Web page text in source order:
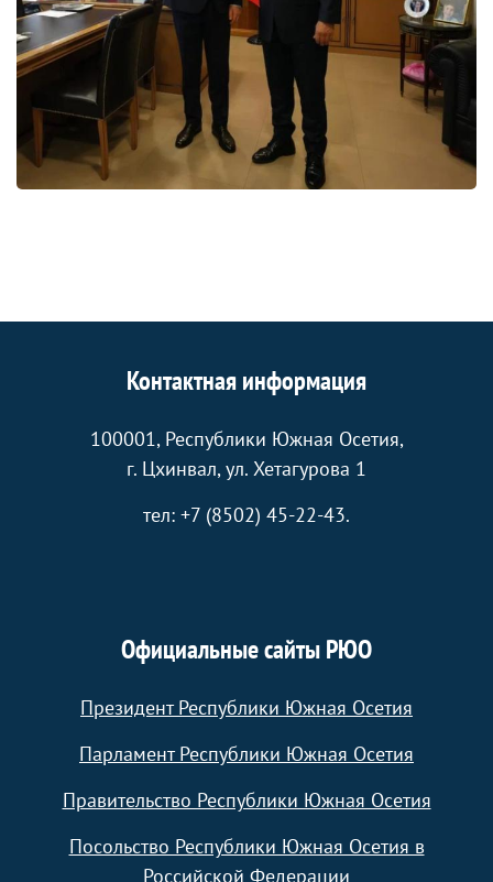
Контактная информация
100001, Республики Южная Осетия,
г. Цхинвал, ул. Хетагурова 1
тел: +7 (8502) 45-22-43.
Официальные сайты РЮО
Президент Республики Южная Осетия
Парламент Республики Южная Осетия
Правительство Республики Южная Осетия
Посольство Республики Южная Осетия в
Российской Федерации